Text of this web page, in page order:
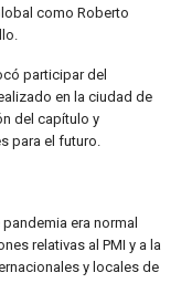
como Roberto
participar del
en la ciudad de
del capítulo y
para el futuro.
era normal
relativas al PMI y a la
y locales de